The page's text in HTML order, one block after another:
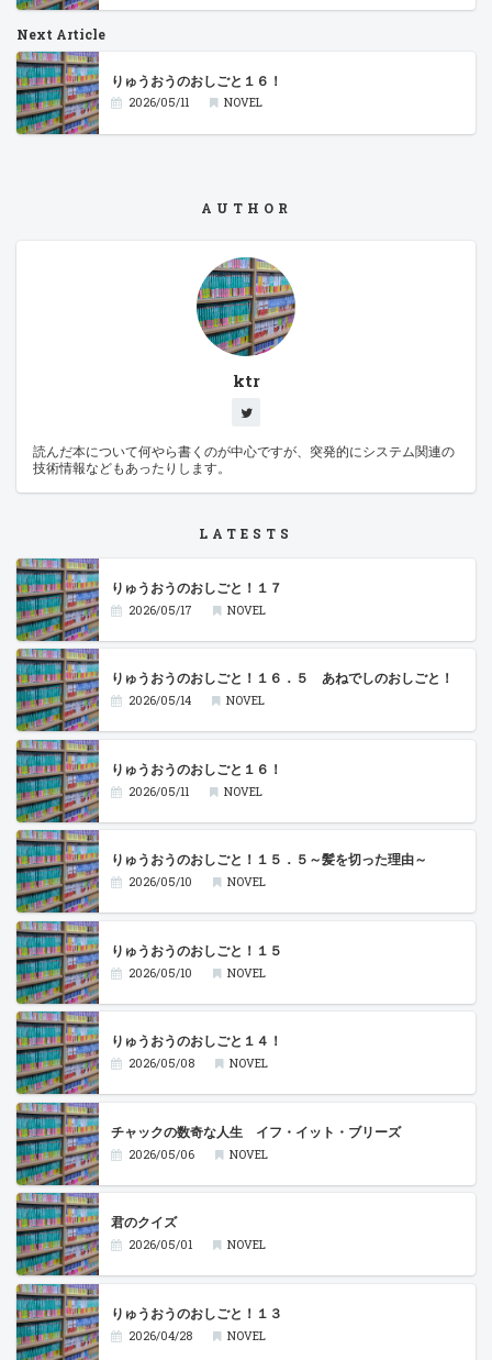
Next Article
りゅうおうのおしごと１６！
2026/05/11 NOVEL
AUTHOR
ktr
読んだ本について何やら書くのが中心ですが、突発的にシステム関連の
技術情報などもあったりします。
LATESTS
りゅうおうのおしごと！１７
2026/05/17 NOVEL
りゅうおうのおしごと！１６．５ あねでしのおしごと！
2026/05/14 NOVEL
りゅうおうのおしごと１６！
2026/05/11 NOVEL
りゅうおうのおしごと！１５．５～髪を切った理由～
2026/05/10 NOVEL
りゅうおうのおしごと！１５
2026/05/10 NOVEL
りゅうおうのおしごと１４！
2026/05/08 NOVEL
チャックの数奇な人生 イフ・イット・ブリーズ
2026/05/06 NOVEL
君のクイズ
2026/05/01 NOVEL
りゅうおうのおしごと！１３
2026/04/28 NOVEL